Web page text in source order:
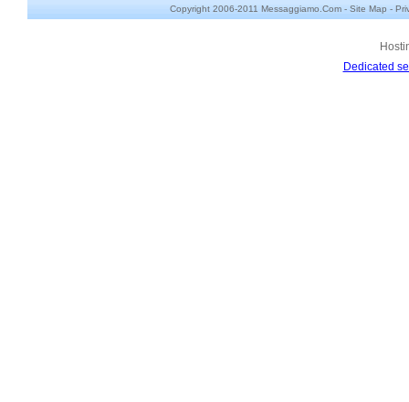
Copyright 2006-2011 Messaggiamo.Com - Site Map -
Dedicated